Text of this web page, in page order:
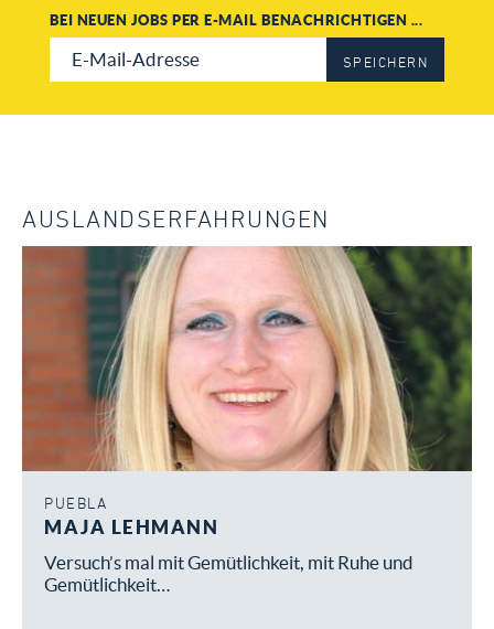
BEI NEUEN JOBS PER E-MAIL BENACHRICHTIGEN ...
SPEICHERN
AUSLANDSERFAHRUNGEN
PUEBLA
MAJA LEHMANN
Versuch’s mal mit Gemütlichkeit, mit Ruhe und
Gemütlichkeit…